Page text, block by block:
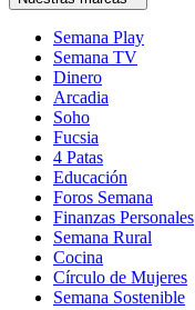
Semana Play
Semana TV
Dinero
Arcadia
Soho
in
new
window
Fucsia
in
new
window
4 Patas
Educación
Foros Semana
Finanzas Personales
Semana Rural
Cocina
Círculo de Mujeres
Semana Sostenible